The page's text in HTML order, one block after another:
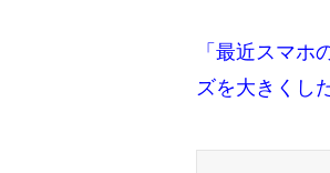
「最近スマ
ズを大きくし